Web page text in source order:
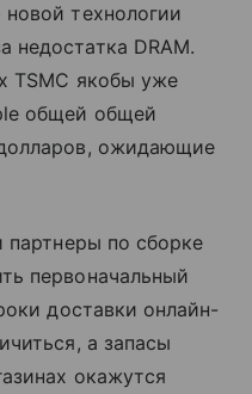
технологии
недостатка DRAM.
TSMC якобы уже
общей общей
ожидающие
по сборке
первоначальный
доставки онлайн-
а запасы
окажутся